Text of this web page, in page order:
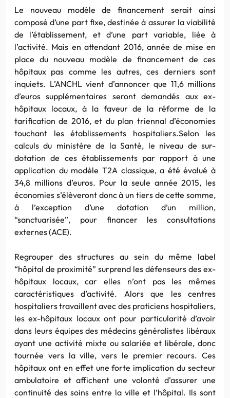
Le nouveau modèle de financement serait ainsi
composé d’une part fixe, destinée à assurer la viabilité
de l’établissement, et d’une part variable, liée à
l’activité. Mais en attendant 2016, année de mise en
place du nouveau modèle de financement de ces
hôpitaux pas comme les autres, ces derniers sont
inquiets. L’ANCHL vient d’annoncer que 11,6 millions
d’euros supplémentaires seront demandés aux ex-
hôpitaux locaux, à la faveur de la réforme de la
tarification de 2016, et du plan triennal d’économies
touchant les établissements hospitaliers.Selon les
calculs du ministère de la Santé, le niveau de sur-
dotation de ces établissements par rapport à une
application du modèle T2A classique, a été évalué à
34,8 millions d’euros. Pour la seule année 2015, les
économies s’élèveront donc à un tiers de cette somme,
à l’exception d’une dotation d’un million,
“sanctuarisée”, pour financer les consultations
externes (ACE).
Regrouper des structures au sein du même label
“hôpital de proximité” surprend les défenseurs des ex-
hôpitaux locaux, car elles n’ont pas les mêmes
caractéristiques d’activité. Alors que les centres
hospitaliers travaillent avec des praticiens hospitaliers,
les ex-hôpitaux locaux ont pour particularité d’avoir
dans leurs équipes des médecins généralistes libéraux
ayant une activité mixte ou salariée et libérale, donc
tournée vers la ville, vers le premier recours. Ces
hôpitaux ont en effet une forte implication du secteur
ambulatoire et affichent une volonté d’assurer une
continuité des soins entre la ville et l’hôpital. Ils sont